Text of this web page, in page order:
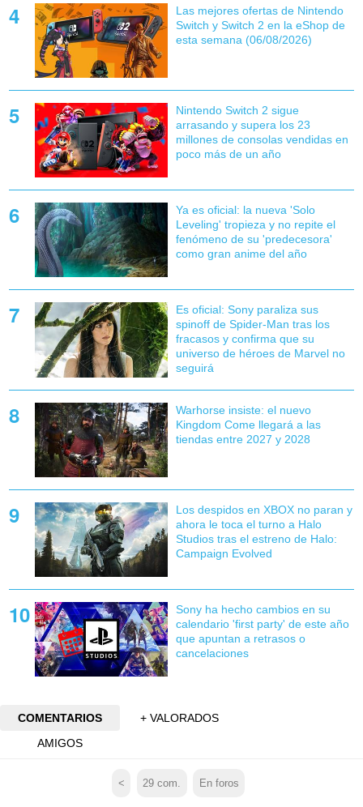
Las mejores ofertas de Nintendo
Switch y Switch 2 en la eShop de
esta semana (06/08/2026)
Nintendo Switch 2 sigue
arrasando y supera los 23
millones de consolas vendidas en
poco más de un año
Ya es oficial: la nueva 'Solo
Leveling' tropieza y no repite el
fenómeno de su 'predecesora'
como gran anime del año
Es oficial: Sony paraliza sus
spinoff de Spider-Man tras los
fracasos y confirma que su
universo de héroes de Marvel no
seguirá
Warhorse insiste: el nuevo
Kingdom Come llegará a las
tiendas entre 2027 y 2028
Los despidos en XBOX no paran y
ahora le toca el turno a Halo
Studios tras el estreno de Halo:
Campaign Evolved
Sony ha hecho cambios en su
calendario 'first party' de este año
que apuntan a retrasos o
cancelaciones
COMENTARIOS
+ VALORADOS
AMIGOS
< 29 com. En foros